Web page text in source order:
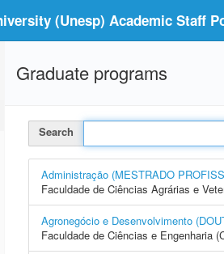
(Unesp) Academic Staff
Graduate programs
Search
Administração (MESTRADO
Faculdade de Ciências Agrárias e
Agronegócio e Desenvolvimento
Faculdade de Ciências e Engenharia